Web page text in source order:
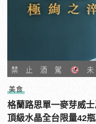
美食
格蘭路思單一麥芽威
頂級水晶全台限量42瓶